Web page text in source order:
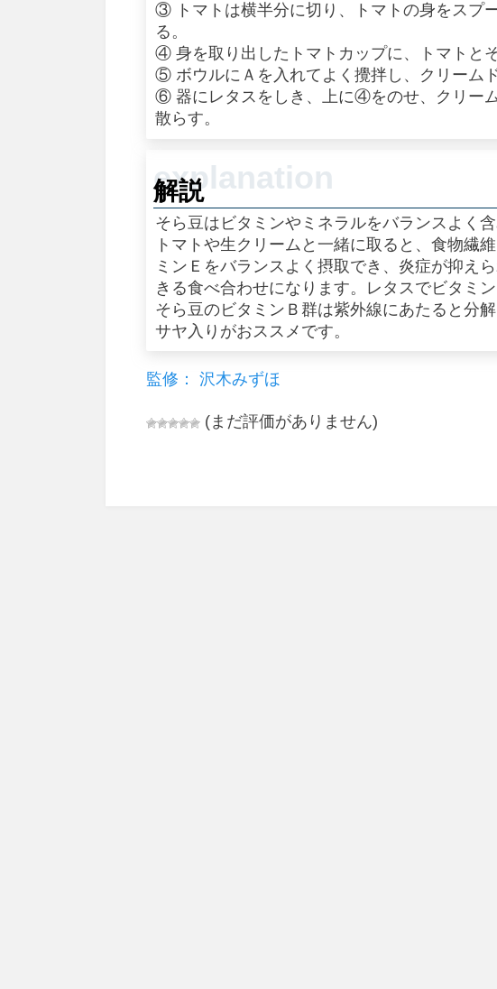
③ トマトは横半分に切り、トマトの身をスプ
る。
④ 身を取り出したトマトカップに、トマトと
⑤ ボウルにＡを入れてよく攪拌し、クリーム
⑥ 器にレタスをしき、上に④をのせ、クリー
散らす。
解説
そら豆はビタミンやミネラルをバランスよく
トマトや生クリームと一緒に取ると、食物繊
ミンＥをバランスよく摂取でき、炎症が抑え
きる食べ合わせになります。レタスでビタミ
そら豆のビタミンＢ群は紫外線にあたると分
サヤ入りがおススメです。
監修： 沢木みずほ
(まだ評価がありません)